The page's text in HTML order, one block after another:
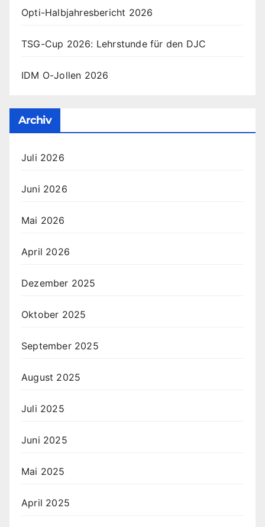
Opti-Halbjahresbericht 2026
TSG-Cup 2026: Lehrstunde für den DJC
IDM O-Jollen 2026
Archiv
Juli 2026
Juni 2026
Mai 2026
April 2026
Dezember 2025
Oktober 2025
September 2025
August 2025
Juli 2025
Juni 2025
Mai 2025
April 2025